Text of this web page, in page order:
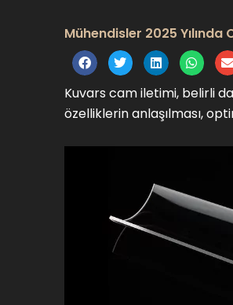
Mühendisler 2025
Kuvars cam iletimi, belirli
özelliklerin anlaşılması,